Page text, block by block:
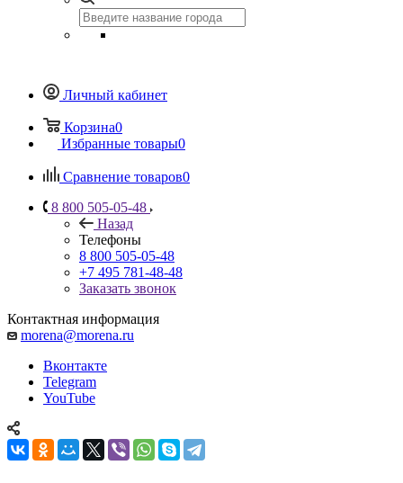
Личный кабинет
Корзина0
Избранные товары0
Сравнение товаров0
8 800 505-05-48
Назад
Телефоны
8 800 505-05-48
+7 495 781-48-48
Заказать звонок
Контактная информация
morena@morena.ru
Вконтакте
Telegram
YouTube